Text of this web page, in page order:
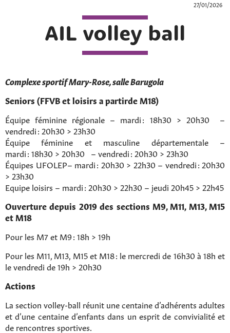
27/01/2026
AIL volley ball
Complexe sportif Mary-Rose, salle Barugola
Seniors (FFVB et loisirs a partirde M18)
Équipe féminine régionale – mardi : 18h30 > 20h30 –
vendredi : 20h30 > 23h30
Équipe féminine et masculine départementale –
mardi : 18h30 > 20h30 – vendredi : 20h30 > 23h30
Équipes UFOLEP– mardi : 20h30 > 22h30 – vendredi : 20h30
> 23h30
Equipe loisirs – mardi : 20h30 > 22h30 – jeudi 20h45 > 22h45
Ouverture depuis 2019 des sections M9, M11, M13, M15
et M18
Pour les M7 et M9 : 18h > 19h
Pour les M11, M13, M15 et M18 : le mercredi de 16h30 à 18h et
le vendredi de 19h > 20h30
Actions
La section volley-ball réunit une centaine d’adhérents adultes
et d’une centaine d’enfants dans un esprit de convivialité et
de rencontres sportives.